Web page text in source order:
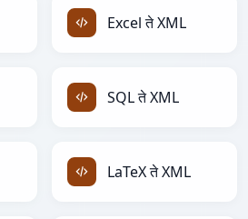
Excel ते XML
SQL ते XML
LaTeX ते XML